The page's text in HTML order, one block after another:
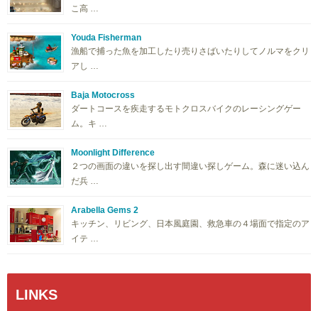
こ高 …
Youda Fisherman
漁船で捕った魚を加工したり売りさばいたりしてノルマをクリ
アし …
Baja Motocross
ダートコースを疾走するモトクロスバイクのレーシングゲー
ム。キ …
Moonlight Difference
２つの画面の違いを探し出す間違い探しゲーム。森に迷い込ん
だ兵 …
Arabella Gems 2
キッチン、リビング、日本風庭園、救急車の４場面で指定のア
イテ …
LINKS